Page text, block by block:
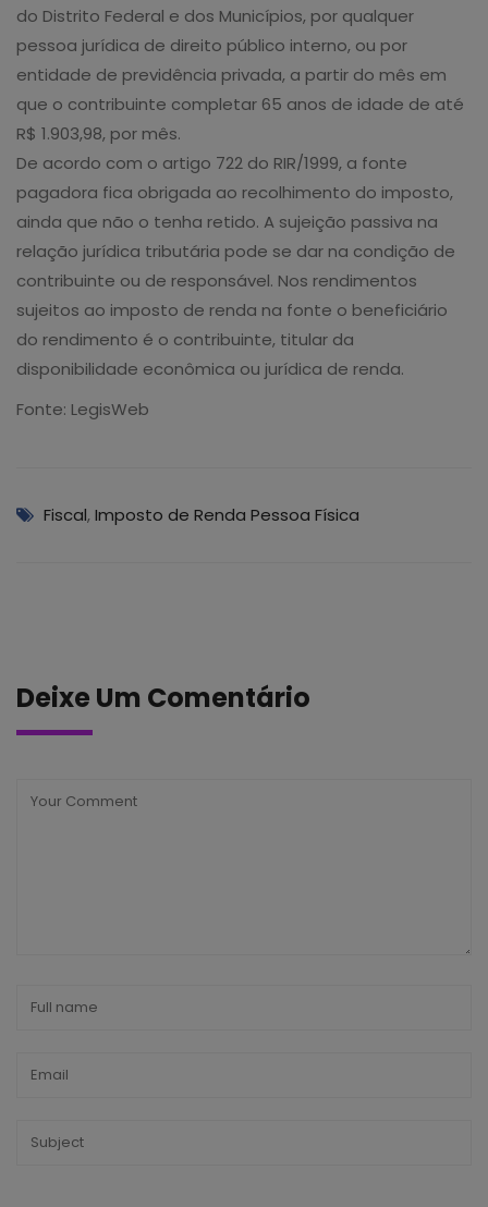
do Distrito Federal e dos Municípios, por qualquer
pessoa jurídica de direito público interno, ou por
entidade de previdência privada, a partir do mês em
que o contribuinte completar 65 anos de idade de até
R$ 1.903,98, por mês.
De acordo com o artigo 722 do RIR/1999, a fonte
pagadora fica obrigada ao recolhimento do imposto,
ainda que não o tenha retido. A sujeição passiva na
relação jurídica tributária pode se dar na condição de
contribuinte ou de responsável. Nos rendimentos
sujeitos ao imposto de renda na fonte o beneficiário
do rendimento é o contribuinte, titular da
disponibilidade econômica ou jurídica de renda.
Fonte: LegisWeb
Fiscal,Imposto de Renda Pessoa Física
Deixe Um Comentário